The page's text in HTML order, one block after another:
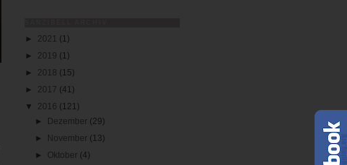
► 2021 (1)
► 2019 (1)
► 2018 (15)
► 2017 (41)
▼ 2016 (121)
►
Dezember (29)
►
November (13)
► Oktober (4)